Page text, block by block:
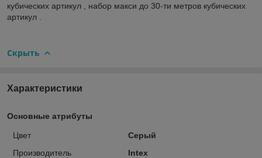
кубических артикул , набор макси до 30-ти метров кубических
артикул .
Скрыть
Характеристики
Основные атрибуты
Цвет
Серый
Производитель
Intex